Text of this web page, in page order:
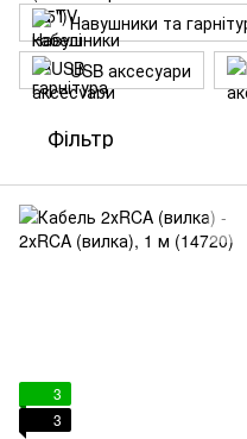
Навушники та
USB аксесуари
Фільтр
3
3